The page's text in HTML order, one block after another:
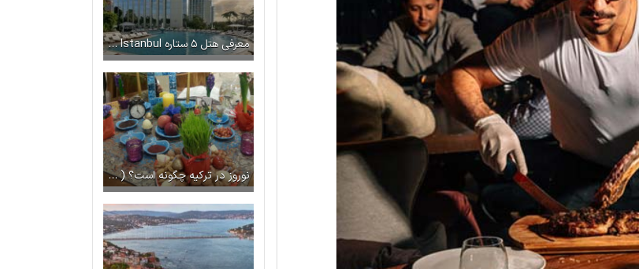
معرفی هتل ۵ ستاره Swissôtel The Bosphorus Istanbul
نوروز در ترکیه چگونه است؟ ( دانستنی ها جالب درباره جشن نوروزی در ترکیه)